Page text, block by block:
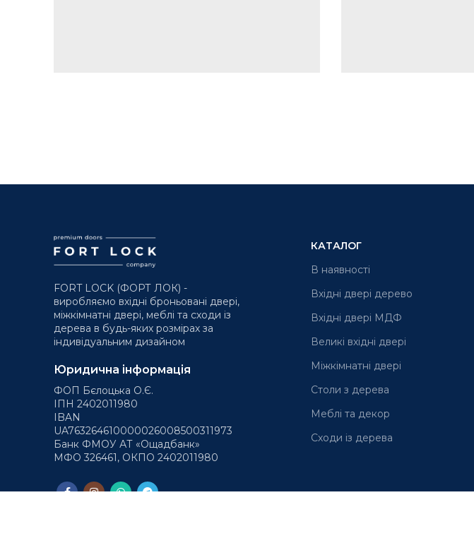
FORT LOCK (ФОРТ ЛОК) -
виробляємо вхідні броньовані двері,
міжкімнатні двері, меблі та сходи із
дерева в будь-яких розмірах за
індивідуальним дизайном
Юридична інформація
ФОП Бєлоцька О.Є.
ІПН 2402011980
IBAN
UA763264610000026008500311973
Банк ФМОУ АТ «Ощадбанк»
МФО 326461, ОКПО 2402011980
КАТАЛОГ
В наявності
Вхідні двері дерево
Вхідні двері МДФ
Великі вхідні двері
Міжкімнатні двері
Столи з дерева
Меблі та декор
Сходи із дерева